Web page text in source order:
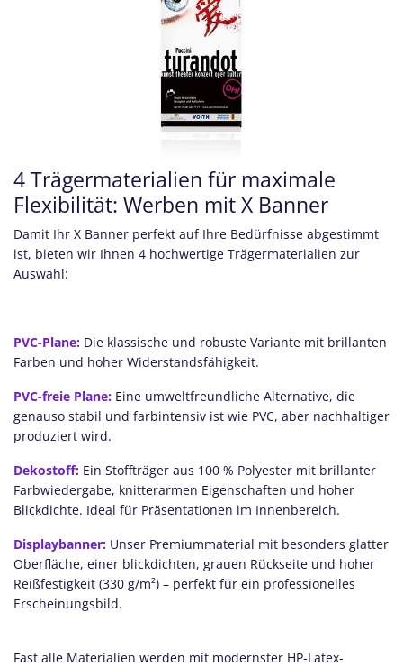
4 Trägermaterialien für maximale
Flexibilität: Werben mit X Banner
Damit Ihr X Banner perfekt auf Ihre Bedürfnisse abgestimmt
ist, bieten wir Ihnen 4 hochwertige Trägermaterialien zur
Auswahl:
PVC-Plane: Die klassische und robuste Variante mit brillanten
Farben und hoher Widerstandsfähigkeit.
PVC-freie Plane: Eine umweltfreundliche Alternative, die
genauso stabil und farbintensiv ist wie PVC, aber nachhaltiger
produziert wird.
Dekostoff: Ein Stoffträger aus 100 % Polyester mit brillanter
Farbwiedergabe, knitterarmen Eigenschaften und hoher
Blickdichte. Ideal für Präsentationen im Innenbereich.
Displaybanner: Unser Premiummaterial mit besonders glatter
Oberfläche, einer blickdichten, grauen Rückseite und hoher
Reißfestigkeit (330 g/m²) – perfekt für ein professionelles
Erscheinungsbild.
Fast alle Materialien werden mit modernster HP-Latex-